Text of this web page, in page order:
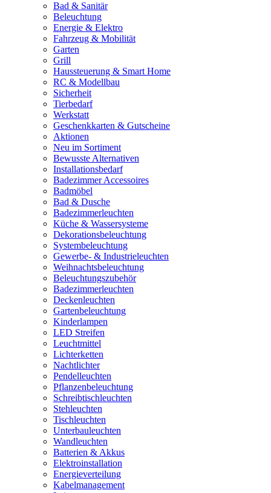
Bad & Sanitär
Beleuchtung
Energie & Elektro
Fahrzeug & Mobilität
Garten
Grill
Haussteuerung & Smart Home
RC & Modellbau
Sicherheit
Tierbedarf
Werkstatt
Geschenkkarten & Gutscheine
Aktionen
Neu im Sortiment
Bewusste Alternativen
Installationsbedarf
Badezimmer Accessoires
Badmöbel
Bad & Dusche
Badezimmerleuchten
Küche & Wassersysteme
Dekorationsbeleuchtung
Systembeleuchtung
Gewerbe- & Industrieleuchten
Weihnachtsbeleuchtung
Beleuchtungszubehör
Badezimmerleuchten
Deckenleuchten
Gartenbeleuchtung
Kinderlampen
LED Streifen
Leuchtmittel
Lichterketten
Nachtlichter
Pendelleuchten
Pflanzenbeleuchtung
Schreibtischleuchten
Stehleuchten
Tischleuchten
Unterbauleuchten
Wandleuchten
Batterien & Akkus
Elektroinstallation
Energieverteilung
Kabelmanagement